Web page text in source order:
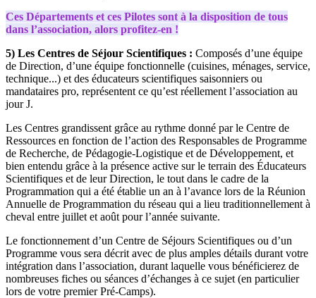
Ces Départements et ces Pilotes sont à la disposition de tous
dans l’association, alors profitez-en !
5) Les Centres de Séjour Scientifiques : Composés d’une équipe
de Direction, d’une équipe fonctionnelle (cuisines, ménages, service,
technique...) et des éducateurs scientifiques saisonniers ou
mandataires pro, représentent ce qu’est réellement l’association au
jour J.
Les Centres grandissent grâce au rythme donné par le Centre de
Ressources en fonction de l’action des Responsables de Programme
de Recherche, de Pédagogie-Logistique et de Développement, et
bien entendu grâce à la présence active sur le terrain des Éducateurs
Scientifiques et de leur Direction, le tout dans le cadre de la
Programmation qui a été établie un an à l’avance lors de la Réunion
Annuelle de Programmation du réseau qui a lieu traditionnellement à
cheval entre juillet et août pour l’année suivante.
Le fonctionnement d’un Centre de Séjours Scientifiques ou d’un
Programme vous sera décrit avec de plus amples détails durant votre
intégration dans l’association, durant laquelle vous bénéficierez de
nombreuses fiches ou séances d’échanges à ce sujet (en particulier
lors de votre premier Pré-Camps).